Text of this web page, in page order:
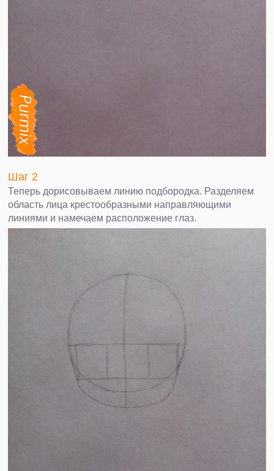
Шаг 2
Теперь дорисовываем линию подбородка. Разделяем
область лица крестообразными направляющими
линиями и намечаем расположение глаз.